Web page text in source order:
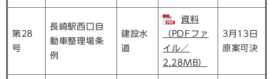
第28
号
長崎駅西口自
動車整理場条
例
建設水
道
資料
（PDFファ
イル／
2.28MB）
3月13日
原案可決